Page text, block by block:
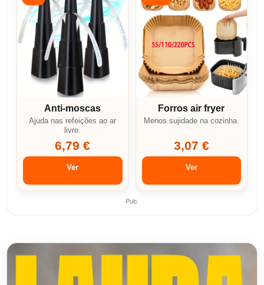
Anti-moscas
Ajuda nas refeições ao ar
livre.
6,79 €
Ver
Forros air fryer
Menos sujidade na cozinha.
3,07 €
Ver
Pub.